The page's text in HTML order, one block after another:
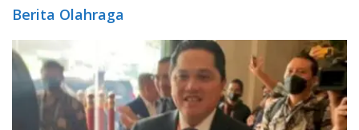
Berita Olahraga